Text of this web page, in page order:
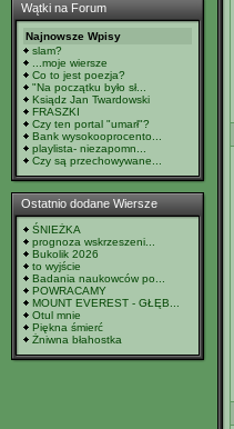
Wątki na Forum
Najnowsze Wpisy
slam?
...moje wiersze
Co to jest poezja?
"Na początku było sł...
Ksiądz Jan Twardowski
FRASZKI
Czy ten portal "umarł"?
Bank wysokooprocento...
playlista- niezapomn...
Czy są przechowywane...
Ostatnio dodane Wiersze
ŚNIEŻKA
prognoza wskrzeszeni...
Bukolik 2026
to wyjście
Badania naukowców po...
POWRACAMY
MOUNT EVEREST - GŁĘB...
Otul mnie
Piękna śmierć
Żniwna błahostka